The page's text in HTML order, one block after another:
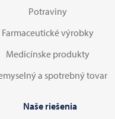
Potraviny
Farmaceutické výrobky
Medicínske produkty
a spotrebný tovar
Naše riešenia